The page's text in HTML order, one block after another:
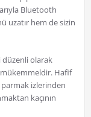
Bluetooth
uzatır hem de sizin
düzenli olarak
Hafif
parmak izlerinden
kaçının